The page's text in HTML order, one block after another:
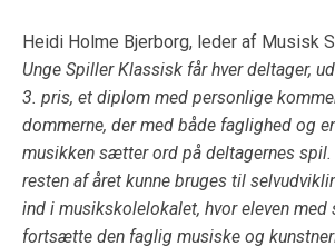
Heidi Holme Bjerborg, leder af Musisk
Unge Spiller Klassisk får hver deltager,
3. pris, et diplom med personlige
dommerne, der med både faglighed og
musikken sætter ord på deltagernes
resten af året kunne bruges til
ind i musikskolelokalet, hvor eleven
fortsætte den faglig musiske og